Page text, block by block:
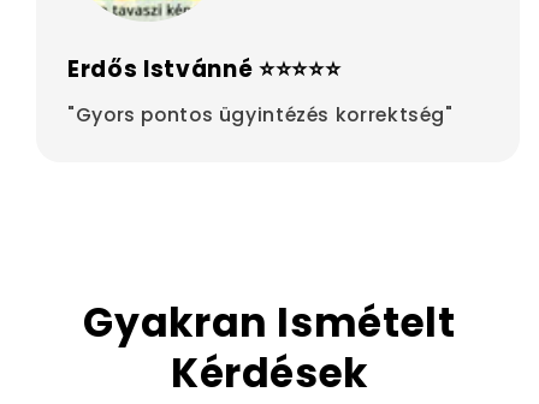
Erdős Istvánné ⭐⭐⭐⭐⭐
"Gyors pontos ügyintézés korrektség"
Gyakran Ismételt
Kérdések